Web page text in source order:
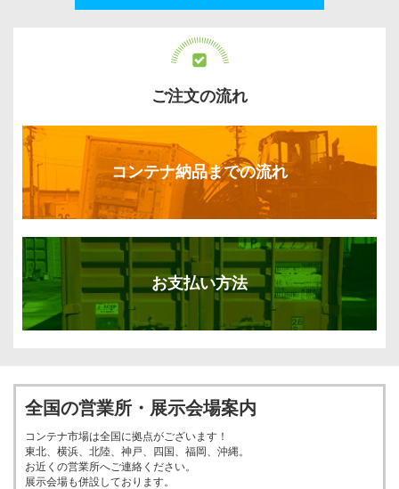
ご注文の流れ
コンテナ納品までの流れ
お支払い方法
全国の営業所・展示会場案内
コンテナ市場は全国に拠点がございます！
東北、横浜、北陸、神戸、四国、福岡、沖縄。
お近くの営業所へご連絡ください。
展示会場も併設しております。